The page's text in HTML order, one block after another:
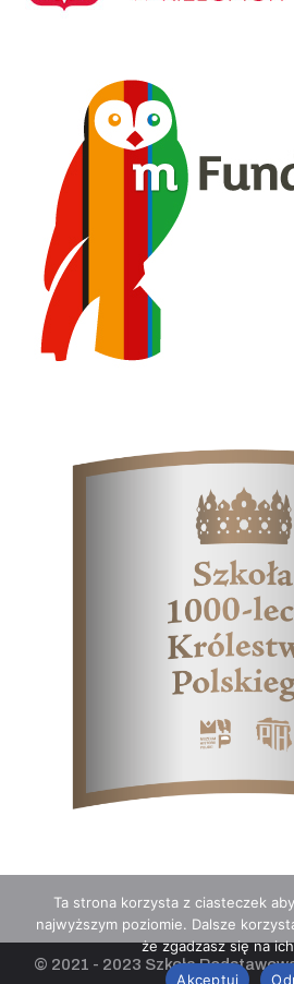
© 2021 - 2023 Szkoła
Ta strona korzysta z ciasteczek
najwyższym poziomie. Dalsze
że zgadzasz się na
Akceptuj